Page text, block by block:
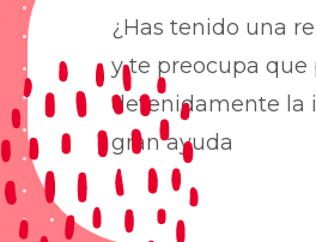
¿Has tenido una
y te preocupa que
detenidamente la
gran ayuda